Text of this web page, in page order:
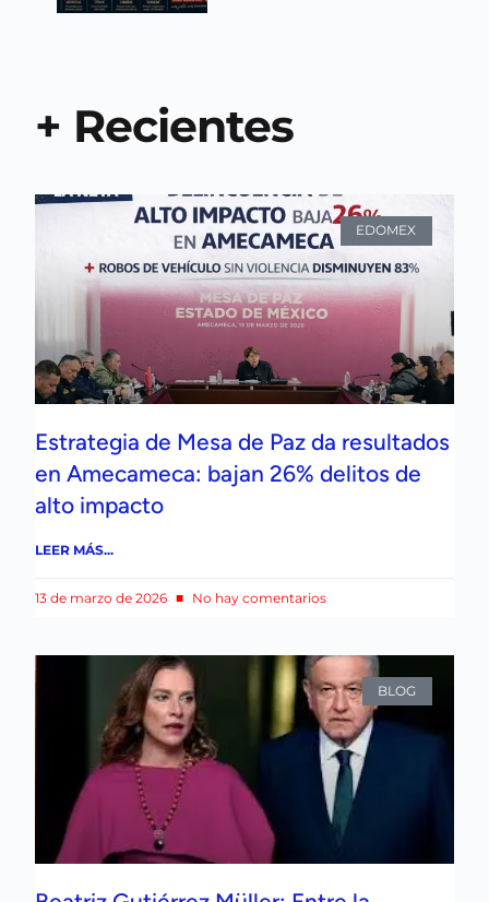
+ Recientes
EDOMEX
Estrategia de Mesa de Paz da resultados
en Amecameca: bajan 26% delitos de
alto impacto
LEER MÁS...
13 de marzo de 2026 No hay comentarios
BLOG